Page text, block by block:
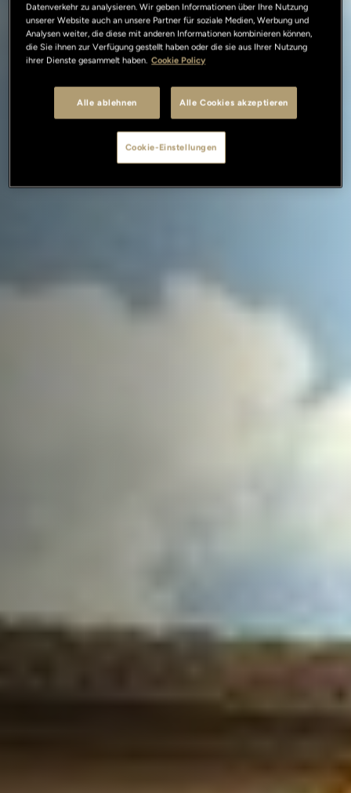
Datenverkehr zu analysieren. Wir geben Informationen über Ihre Nutzung
unserer Website auch an unsere Partner für soziale Medien, Werbung und
Analysen weiter, die diese mit anderen Informationen kombinieren können,
die Sie ihnen zur Verfügung gestellt haben oder die sie aus Ihrer Nutzung
ihrer Dienste gesammelt haben. Cookie Policy
Alle ablehnen Alle Cookies akzeptieren
Cookie-Einstellungen